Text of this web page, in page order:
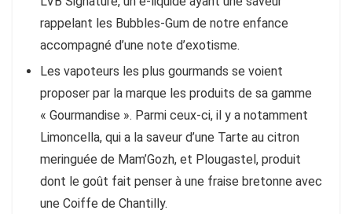
rappelant les Bubbles-Gum de notre enfance
accompagné d’une note d’exotisme.
Les vapoteurs les plus gourmands se voient
proposer par la marque les produits de sa gamme
« Gourmandise ». Parmi ceux-ci, il y a notamment
Limoncella, qui a la saveur d’une Tarte au citron
meringuée de Mam’Gozh, et Plougastel, produit
dont le goût fait penser à une fraise bretonne avec
une Coiffe de Chantilly.